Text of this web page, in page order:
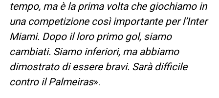
tempo, ma è la prima volta che giochiamo in
una competizione così importante per l’Inter
Miami. Dopo il loro primo gol, siamo
cambiati. Siamo inferiori, ma abbiamo
dimostrato di essere bravi. Sarà difficile
contro il Palmeiras».